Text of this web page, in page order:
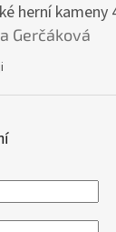
herní kameny
je 5 z 5
Gerčáková